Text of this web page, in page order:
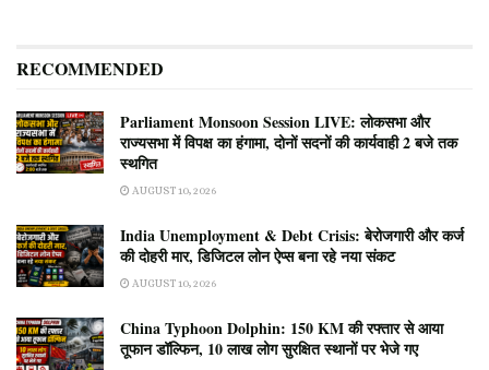
RECOMMENDED
Parliament Monsoon Session LIVE: लोकसभा और
राज्यसभा में विपक्ष का हंगामा, दोनों सदनों की कार्यवाही 2 बजे तक
स्थगित
AUGUST 10, 2026
India Unemployment & Debt Crisis: बेरोजगारी और कर्ज
की दोहरी मार, डिजिटल लोन ऐप्स बना रहे नया संकट
AUGUST 10, 2026
China Typhoon Dolphin: 150 KM की रफ्तार से आया
तूफान डॉल्फिन, 10 लाख लोग सुरक्षित स्थानों पर भेजे गए